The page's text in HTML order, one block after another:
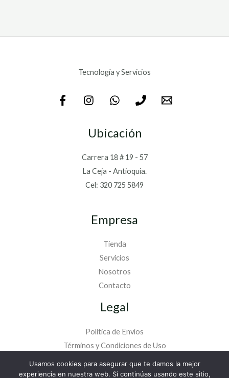
Tecnología y Servicios
Ubicación
Carrera 18 # 19 - 57
La Ceja - Antioquia.
Cel: 320 725 5849
Empresa
Tienda
Servicios
Nosotros
Contacto
Legal
Política de Envíos
Términos y Condiciones de Uso
Política de Tratamiento de Datos
Usamos cookies para asegurar que te damos la mejor
experiencia en nuestra web. Si continúas usando este sitio,